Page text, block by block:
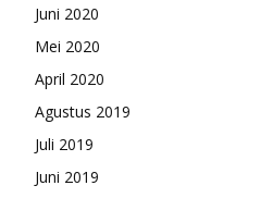
Juni 2020
Mei 2020
April 2020
Agustus 2019
Juli 2019
Juni 2019